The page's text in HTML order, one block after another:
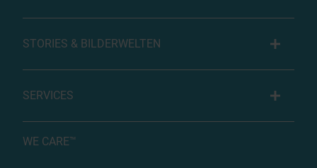
STORIES & BILDERWELTEN
SERVICES
WE CARE™